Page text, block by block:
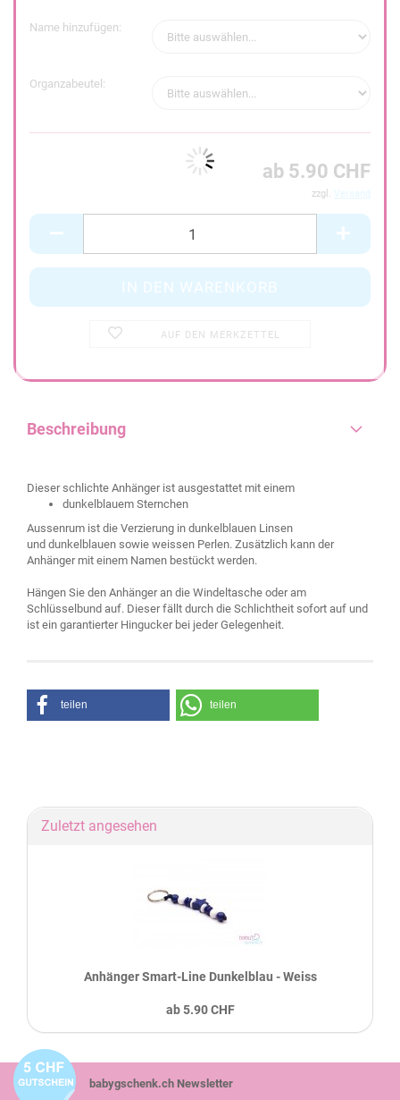
Name hinzufügen:
Organzabeutel:
ab 5.90 CHF
zzgl. Versand
AUF DEN MERKZETTEL
Beschreibung
Dieser schlichte Anhänger ist ausgestattet mit einem
dunkelblauem Sternchen
Aussenrum ist die Verzierung in dunkelblauen Linsen
und dunkelblauen sowie weissen Perlen. Zusätzlich kann der
Anhänger mit einem Namen bestückt werden.
Hängen Sie den Anhänger an die Windeltasche oder am
Schlüsselbund auf. Dieser fällt durch die Schlichtheit sofort auf und
ist ein garantierter Hingucker bei jeder Gelegenheit.
teilen teilen
Zuletzt angesehen
Anhänger Smart-Line Dunkelblau - Weiss
ab 5.90 CHF
babygschenk.ch Newsletter